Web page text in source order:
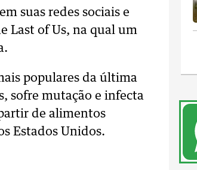
suas redes sociais e
Last of Us, na qual um
populares da última
sofre mutação e infecta
de alimentos
Estados Unidos.